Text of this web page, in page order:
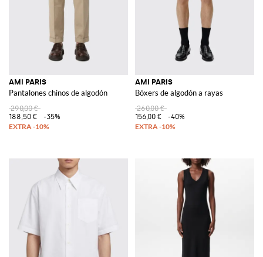
AMI PARIS
Pantalones chinos de algodón
290,00 €
188,50 €
-35%
AMI PARIS
Bóxers de algodón a rayas
260,00 €
156,00 €
-40%